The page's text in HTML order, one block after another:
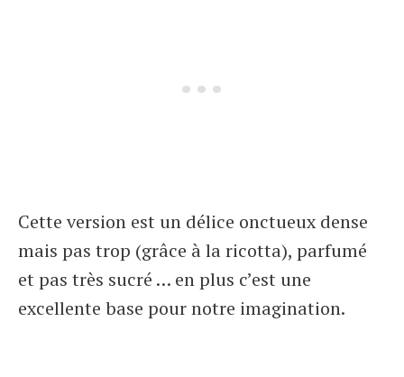
Cette version est un délice onctueux dense
mais pas trop (grâce à la ricotta), parfumé
et pas très sucré … en plus c’est une
excellente base pour notre imagination.